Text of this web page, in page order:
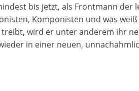
bis jetzt, als Frontmann der
Komponisten und was weiß
wird er unter anderem ihr
in einer neuen,